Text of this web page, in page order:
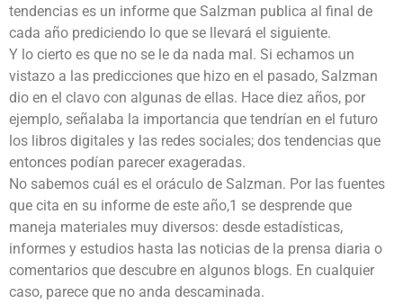
tendencias es un informe que Salzman publica al final de
cada año prediciendo lo que se llevará el siguiente.
Y lo cierto es que no se le da nada mal. Si echamos un
vistazo a las predicciones que hizo en el pasado, Salzman
dio en el clavo con algunas de ellas. Hace diez años, por
ejemplo, señalaba la importancia que tendrían en el futuro
los libros digitales y las redes sociales; dos tendencias que
entonces podían parecer exageradas.
No sabemos cuál es el oráculo de Salzman. Por las fuentes
que cita en su informe de este año,1 se desprende que
maneja materiales muy diversos: desde estadísticas,
informes y estudios hasta las noticias de la prensa diaria o
comentarios que descubre en algunos blogs. En cualquier
caso, parece que no anda descaminada.